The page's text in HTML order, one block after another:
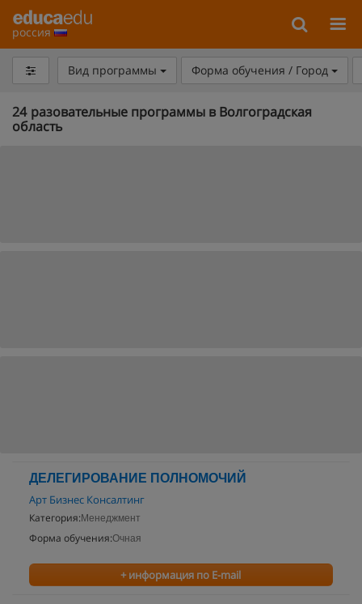
россия
Вид программы Форма обучения / Город
24 разовательные программы в Волгоградская
область
ДЕЛЕГИРОВАНИЕ ПОЛНОМОЧИЙ
Арт Бизнес Консалтинг
Категория: Менеджмент
Форма обучения:Очная
+ информация по E-mail